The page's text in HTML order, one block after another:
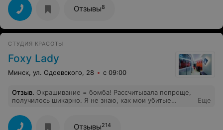
Отзывы8
СТУДИЯ КРАСОТЫ
Foxy Lady
Минск, ул. Одоевского, 28 с 09:00
Отзыв. Окрашивание = бомба! Рассчитывала попроще,
получилось шикарно. Я не знаю, как мои убитые
подарок. Перед окрашивание волосы сперва
подготовили, сидела 20 минут с чудо-средством.
Еще
Отзывы214